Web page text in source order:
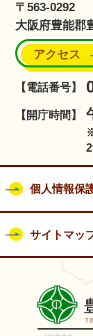
〒563-0292
大阪府豊能郡
アクセス
【電話番号】
【開庁時間】
個人情報保
サイトマッ